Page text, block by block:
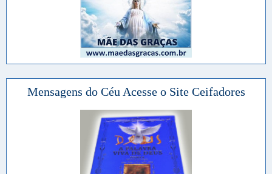
Mensagens do Céu Acesse o Site Ceifadores